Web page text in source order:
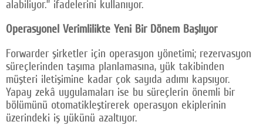
alabiliyor.” ifadelerini kullanıyor.
Operasyonel Verimlilikte Yeni Bir Dönem Başlıyor
Forwarder şirketler için operasyon yönetimi; rezervasyon
süreçlerinden taşıma planlamasına, yük takibinden
müşteri iletişimine kadar çok sayıda adımı kapsıyor.
Yapay zekâ uygulamaları ise bu süreçlerin önemli bir
bölümünü otomatikleştirerek operasyon ekiplerinin
üzerindeki iş yükünü azaltıyor.